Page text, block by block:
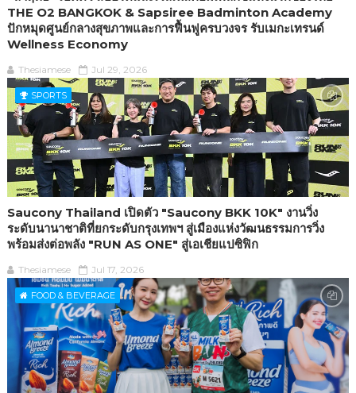
THE O2 BANGKOK & Sapsiree Badminton Academy
ปักหมุดศูนย์กลางสุขภาพและการฟื้นฟูครบวงจร รับเมกะเทรนด์
Wellness Economy
Thesiamese Jul 29, 2026
SPORTS
Saucony Thailand เปิดตัว "Saucony BKK 10K" งานวิ่ง
ระดับนานาชาติที่ยกระดับกรุงเทพฯ สู่เมืองแห่งวัฒนธรรมการวิ่ง
พร้อมส่งต่อพลัง "RUN AS ONE" สู่เอเชียแปซิฟิก
Thesiamese Jul 17, 2026
FOOD & BEVERAGE